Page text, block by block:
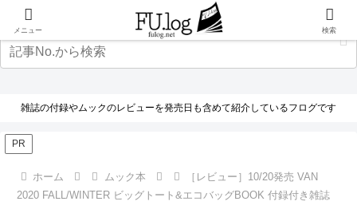
雑誌の付録やムックのレビューを発売日も含めて紹介しているフログです
PR
ホーム ムック本
［レビュー］10/20発売 VAN
2020 FALL/WINTER ビッグトート&エコバッグBOOK 付録付き雑誌
メニュー 検索